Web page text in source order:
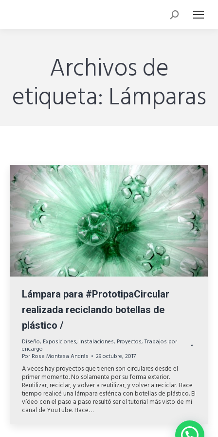
Archivos de
etiqueta: Lámparas
Lámpara para #PrototipaCircular
realizada reciclando botellas de
plástico /
Diseño, Exposiciones, Instalaciones, Proyectos,Trabajos por
encargo
Por Rosa Montesa Andrés 29 octubre, 2017
A veces hay proyectos que tienen son circulares desde el
primer momento. No solamente por su forma exterior.
Reutilizar, reciclar, y volver a reutilizar, y volver a reciclar. Hace
tiempo realicé una lámpara esférica con botellas de plástico. El
vídeo con el paso a paso resultó ser el tutorial más visto de mi
canal de YouTube. Hace…